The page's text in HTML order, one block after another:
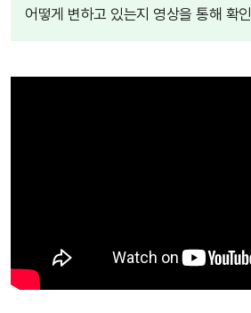
어떻게 변하고 있는지 영상을 통해 확